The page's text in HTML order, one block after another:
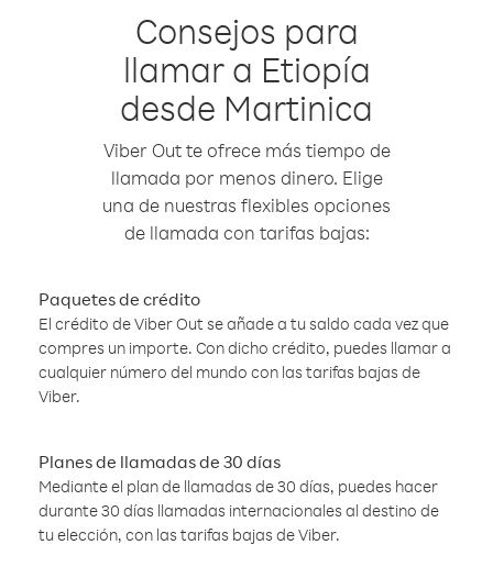
Consejos para
llamar a Etiopía
desde Martinica
Viber Out te ofrece más tiempo de
llamada por menos dinero. Elige
una de nuestras flexibles opciones
de llamada con tarifas bajas:
Paquetes de crédito
El crédito de Viber Out se añade a tu saldo cada vez que
compres un importe. Con dicho crédito, puedes llamar a
cualquier número del mundo con las tarifas bajas de
Viber.
Planes de llamadas de 30 días
Mediante el plan de llamadas de 30 días, puedes hacer
durante 30 días llamadas internacionales al destino de
tu elección, con las tarifas bajas de Viber.